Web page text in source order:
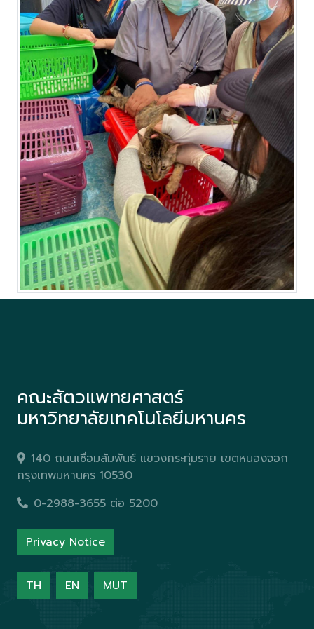
คณะสัตวแพทยศาสตร์
มหาวิทยาลัยเทคโนโลยีมหานคร
140 ถนนเชื่อมสัมพันธ์ แขวงกระทุ่มราย เขตหนองจอก
กรุงเทพมหานคร 10530
0-2988-3655 ต่อ 5200
Privacy Notice
TH EN MUT